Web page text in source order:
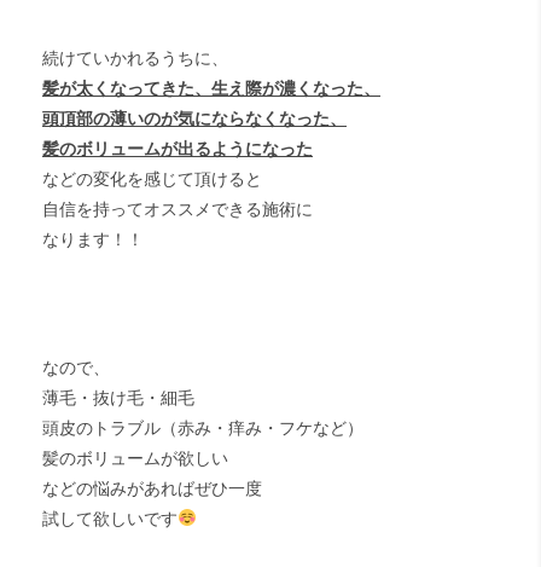
続けていかれるうちに、
髪が太くなってきた、生え際が濃くなった、
頭頂部の薄いのが気にならなくなった、
髪のボリュームが出るようになった
などの変化を感じて頂けると
自信を持ってオススメできる施術に
なります！！
なので、
薄毛・抜け毛・細毛
頭皮のトラブル（赤み・痒み・フケなど）
髪のボリュームが欲しい
などの悩みがあればぜひ一度
試して欲しいです